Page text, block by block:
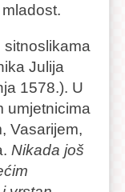
sitnoslikama
Julija
1578.). U
umjetnicima
Vasarijem,
Nikada još